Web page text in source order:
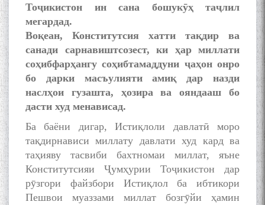
Тоҷикистон ин сана бошукӯҳ таҷлил
мегардад.
Воқеан, Конститутсия хатти тақдир ва
санади сарнавиштсозест, ки ҳар миллати
соҳибфарҳангу соҳибтамаддуни ҷаҳон онро
бо дарки масъулияти амиқ дар назди
наслҳои гузашта, ҳозира ва ояндааш бо
дасти худ менависад.
Ба баёни дигар, Истиқлоли давлатӣ моро
тақдирнависи миллату давлати худ кард ва
таҳияву тасвиби бахтномаи миллат, яъне
Конститутсияи Ҷумҳурии Тоҷикистон дар
рӯзгори файзбори Истиқлол ба ибтикори
Пешвои муаззами миллат бозгӯйи ҳамин